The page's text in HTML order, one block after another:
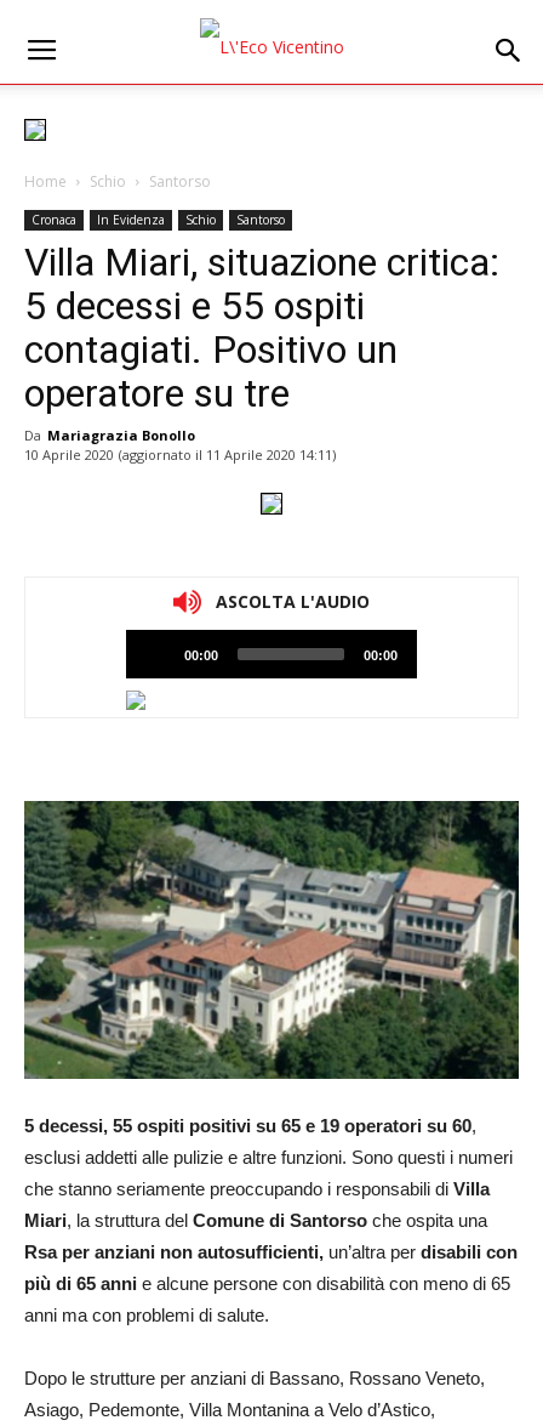
Home Schio Santorso
Cronaca In Evidenza Schio Santorso
Villa Miari, situazione critica:
5 decessi e 55 ospiti
contagiati. Positivo un
operatore su tre
Da Mariagrazia Bonollo
10 Aprile 2020 (aggiornato il 11 Aprile 2020 14:11)
ASCOLTA L'AUDIO
Lettore
Audio
00:00 00:00
5 decessi, 55 ospiti positivi su 65 e 19 operatori su 60,
esclusi addetti alle pulizie e altre funzioni. Sono questi i numeri
che stanno seriamente preoccupando i responsabili di Villa
Miari, la struttura del Comune di Santorso che ospita una
Rsa per anziani non autosufficienti, un’altra per disabili con
più di 65 anni e alcune persone con disabilità con meno di 65
anni ma con problemi di salute.
Dopo le strutture per anziani di Bassano, Rossano Veneto,
Asiago, Pedemonte, Villa Montanina a Velo d’Astico,